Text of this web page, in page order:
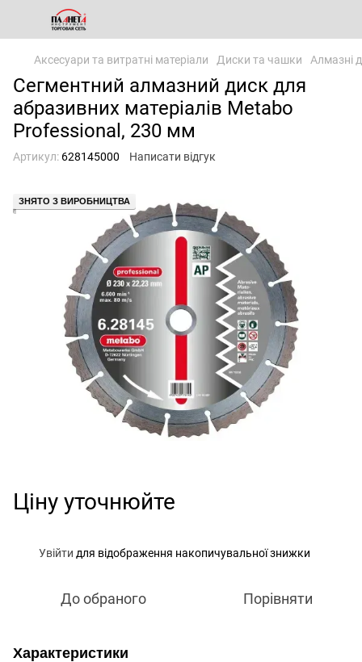
Аксесуари та витратні матеріали Диски та чашки Алмазні
Сегментний алмазний диск для
абразивних матеріалів Metabo
Professional, 230 мм
Артикул: 628145000 Написати відгук
ЗНЯТО З ВИРОБНИЦТВА
Ціну уточнюйте
Увійти для відображення накопичувальної знижки
До обраного Порівняти
Характеристики